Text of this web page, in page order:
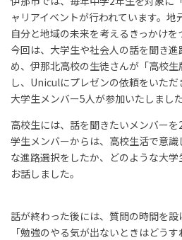
ャリアイベントが行われています。地
自分と地域の未来を考えるきっかけを
今回は、大学生や社会人の話を聞き
め、伊那北高校の生徒さんが「高校
し、Uniculにプレゼンの依頼をいただ
大学生メンバー5人が参加いたしました
高校生には、話を聞きたいメンバー
学生メンバーからは、高校生活で意識
な進路選択をしたか、どのような大
お話しました。
話が終わった後には、質問の時間を設
「勉強のやる気が出ないときはどう